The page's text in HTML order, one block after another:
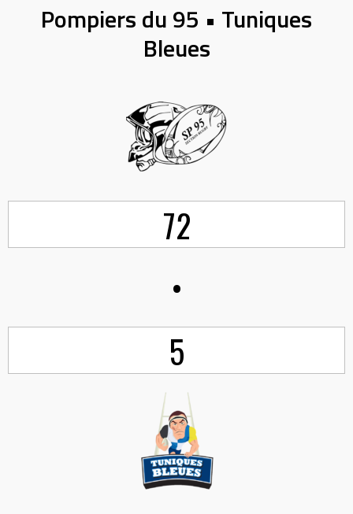
Pompiers du 95 • Tuniques
Bleues
72
•
5